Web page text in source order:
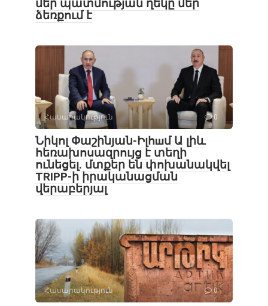
մեր պատմության ղեկը մեր
ձեռքում է
Հասարակություն 0
Նիկոլ Փաշինյան-Իլհшմ Ա լիև
հեռախոսազրույց է տեղի
ունեցել․ մտքեր են փոխանակվել
TRIPP-ի իրականացման
վերաբերյալ
Հասարակություն 0